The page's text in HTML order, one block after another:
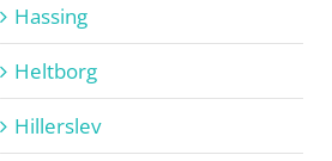
Hassing
Heltborg
Hillerslev